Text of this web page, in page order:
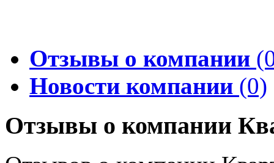
Отзывы о компании
Новости компании (0)
Отзывы о компании